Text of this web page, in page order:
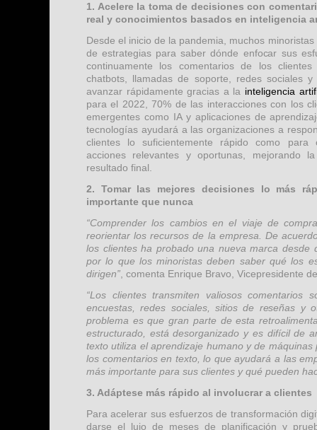
1. Acelere la toma de decisiones con
real y conocimientos basados ​​en inteligencia
Desde el inicio de la pandemia, muchos
de estrategias para saber dónde enfocar sus
continuamente los comentarios de los
chatbots, llamadas de soporte, redes sociales
avanzar rápidamente gracias a la inteligencia
para el 2022, 70% de las interacciones con los
emergentes como IA y aplicaciones de
tecnologías ayudará a las organizaciones a
clientes lo suficientemente rápido como para
acciones relevantes y oportunas, mejorando
resultado final.
2. Tomar las mejores decisiones lo más
importante que nunca
“Comprender los cambios en el viaje de
reorientar los recursos de la empresa. De
los clientes ha probado una nueva marca desde
por lo que los minoristas deben saber qué los
dirigen” , comenta Enrique Bravo, Vicepresidente
“Los clientes transmiten valiosos comentarios
encuestas, redes sociales, sitios de reseñas y
problema es que gran parte de esta
estructurado, está desorganizado y es difícil de
texto utiliza el aprendizaje humano y de
los comentarios en texto, lo que ayudará a las
más importante para sus clientes y qué pueden
3. Adáptese más rápido al involucrar a clientes
Para acelerar sus esfuerzos de transformación
darse el lujo de meses de planificación y